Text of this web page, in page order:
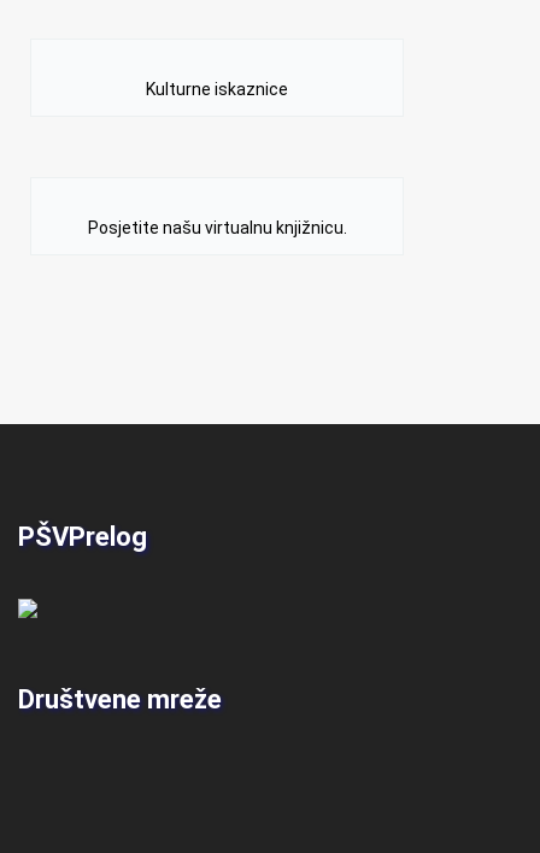
Kulturne iskaznice
Posjetite našu virtualnu knjižnicu.
PŠVPrelog
Društvene mreže